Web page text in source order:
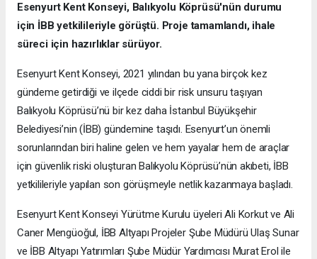
Esenyurt Kent Konseyi, Balıkyolu Köprüsü'nün durumu
için İBB yetkilileriyle görüştü. Proje tamamlandı, ihale
süreci için hazırlıklar sürüyor.
Esenyurt Kent Konseyi, 2021 yılından bu yana birçok kez
gündeme getirdiği ve ilçede ciddi bir risk unsuru taşıyan
Balıkyolu Köprüsü’nü bir kez daha İstanbul Büyükşehir
Belediyesi’nin (İBB) gündemine taşıdı. Esenyurt’un önemli
sorunlarından biri haline gelen ve hem yayalar hem de araçlar
için güvenlik riski oluşturan Balıkyolu Köprüsü’nün akıbeti, İBB
yetkilileriyle yapılan son görüşmeyle netlik kazanmaya başladı.
Esenyurt Kent Konseyi Yürütme Kurulu üyeleri Ali Korkut ve Ali
Caner Mengüoğul, İBB Altyapı Projeler Şube Müdürü Ulaş Sunar
ve İBB Altyapı Yatırımları Şube Müdür Yardımcısı Murat Erol ile